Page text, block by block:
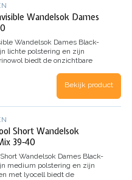
Wandelsok Dames
Wandelsok Dames Black-
lichte polstering en zijn
biedt de onzichtbare
isolatie tijdens citytrips of
Bekijk product
Short Wandelsok
39-40
Wandelsok Dames Black-
medium polstering en zijn
met lyocell biedt de